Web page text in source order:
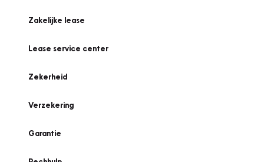
Zakelijke lease
Lease service center
Zekerheid
Verzekering
Garantie